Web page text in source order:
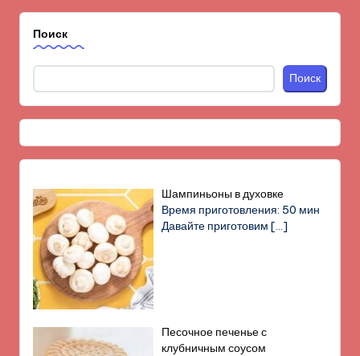
Поиск
Поиск
Шампиньоны в духовке
Время приготовления: 50 мин
Давайте приготовим[…]
Песочное печенье с
клубничным соусом